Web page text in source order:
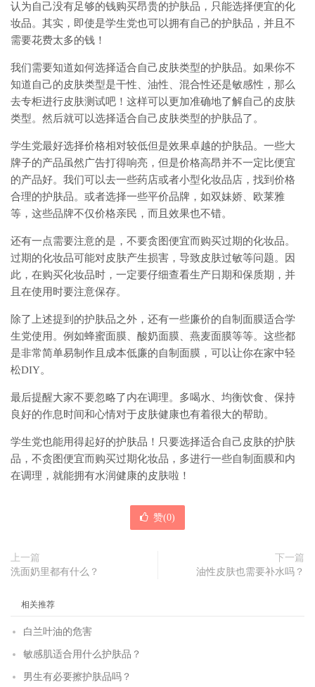
认为自己没有足够的钱购买昂贵的护肤品，只能选择便宜的化
妆品。其实，即使是学生党也可以拥有自己的护肤品，并且不
需要花费太多的钱！
我们需要知道如何选择适合自己皮肤类型的护肤品。如果你不
知道自己的皮肤类型是干性、油性、混合性还是敏感性，那么
去专柜进行皮肤测试吧！这样可以更加准确地了解自己的皮肤
类型。然后就可以选择适合自己皮肤类型的护肤品了。
学生党最好选择价格相对较低但是效果卓越的护肤品。一些大
牌子的产品虽然广告打得响亮，但是价格高昂并不一定比便宜
的产品好。我们可以去一些药店或者小型化妆品店，找到价格
合理的护肤品。或者选择一些平价品牌，如双妹娇、欧莱雅
等，这些品牌不仅价格亲民，而且效果也不错。
还有一点需要注意的是，不要贪图便宜而购买过期的化妆品。
过期的化妆品可能对皮肤产生损害，导致皮肤过敏等问题。因
此，在购买化妆品时，一定要仔细查看生产日期和保质期，并
且在使用时要注意保存。
除了上述提到的护肤品之外，还有一些廉价的自制面膜适合学
生党使用。例如蜂蜜面膜、酸奶面膜、燕麦面膜等等。这些都
是非常简单易制作且成本低廉的自制面膜，可以让你在家中轻
松DIY。
最后提醒大家不要忽略了内在调理。多喝水、均衡饮食、保持
良好的作息时间和心情对于皮肤健康也有着很大的帮助。
学生党也能用得起好的护肤品！只要选择适合自己皮肤的护肤
品，不贪图便宜而购买过期化妆品，多进行一些自制面膜和内
在调理，就能拥有水润健康的皮肤啦！
赞(0)
上一篇
洗面奶里都有什么？
下一篇
油性皮肤也需要补水吗？
相关推荐
白兰叶油的危害
敏感肌适合用什么护肤品？
男生有必要擦护肤品吗？